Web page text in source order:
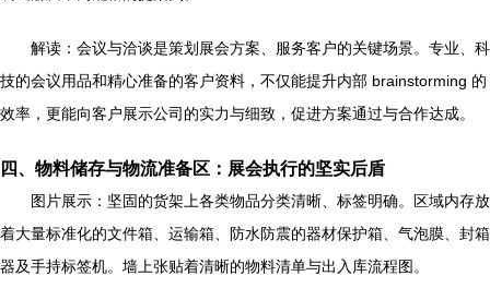
解读：会议与洽谈是策划展会方案、服务客户的关键场景。专业、科
技的会议用品和精心准备的客户资料，不仅能提升内部 brainstorming 的
效率，更能向客户展示公司的实力与细致，促进方案通过与合作达成。
四、物料储存与物流准备区：展会执行的坚实后盾
图片展示：坚固的货架上各类物品分类清晰、标签明确。区域内存放
着大量标准化的文件箱、运输箱、防水防震的器材保护箱、气泡膜、封箱
器及手持标签机。墙上张贴着清晰的物料清单与出入库流程图。